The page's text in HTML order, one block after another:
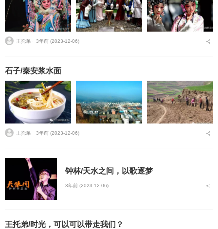
王托弟 ⋅ 3年前 (2023-12-06)
石子/秦安浆水面
王托弟 ⋅ 3年前 (2023-12-06)
钟林/天水之间，以歌逐梦
3年前 (2023-12-06)
王托弟/时光，可以可以带走我们？